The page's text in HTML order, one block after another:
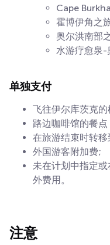
Cape
霍博伊角之
奥尔洪南部
水游疗愈泉-
单独支付
飞往伊尔库茨克
路边咖啡馆的餐
在旅游结束时转
外国游客附加费;
未在计划中指定
外费用。
注意